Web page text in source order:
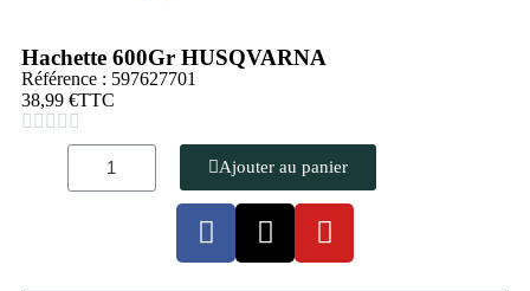
Hachette 600Gr HUSQVARNA
Référence : 597627701
38,99 €TTC
    
Ajouter au panier